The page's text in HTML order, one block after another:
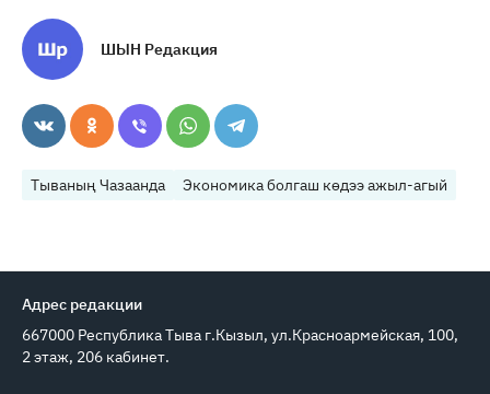
ШЫН Редакция
Тываның Чазаанда Экономика болгаш көдээ ажыл-агый
Адрес редакции
667000 Республика Тыва г.Кызыл, ул.Красноармейская, 100,
2 этаж, 206 кабинет.